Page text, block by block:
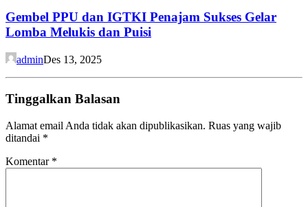
Gembel PPU dan IGTKI Penajam Sukses Gelar
Lomba Melukis dan Puisi
adminDes 13, 2025
Tinggalkan Balasan
Alamat email Anda tidak akan dipublikasikan. Ruas yang wajib
ditandai *
Komentar *